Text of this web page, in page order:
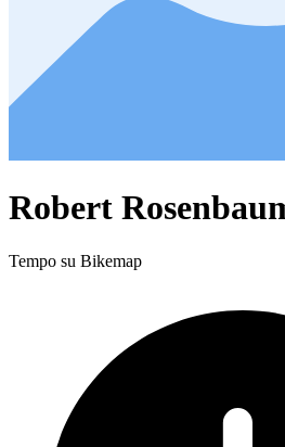
Robert
Tempo su Bikemap